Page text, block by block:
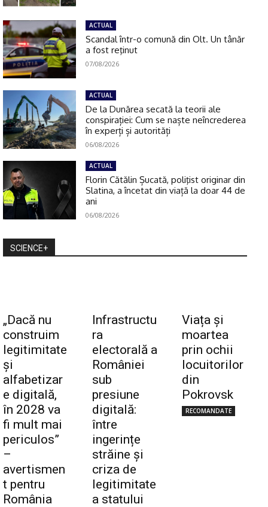
ACTUAL
Scandal într-o comună din Olt. Un tânăr
a fost reţinut
07/08/2026
ACTUAL
De la Dunărea secată la teorii ale
conspirației: Cum se naște neîncrederea
în experți și autorități
06/08/2026
ACTUAL
Florin Cătălin Șucată, poliţist originar din
Slatina, a încetat din viață la doar 44 de
ani
06/08/2026
SCIENCE+
„Dacă nu
construim
legitimitate
și
alfabetizar
e digitală,
în 2028 va
fi mult mai
periculos”
–
avertismen
t pentru
România
Infrastructu
ra
electorală a
României
sub
presiune
digitală:
între
ingerințe
străine și
criza de
legitimitate
a statului
Viața și
moartea
prin ochii
locuitorilor
din
Pokrovsk
RECOMANDATE